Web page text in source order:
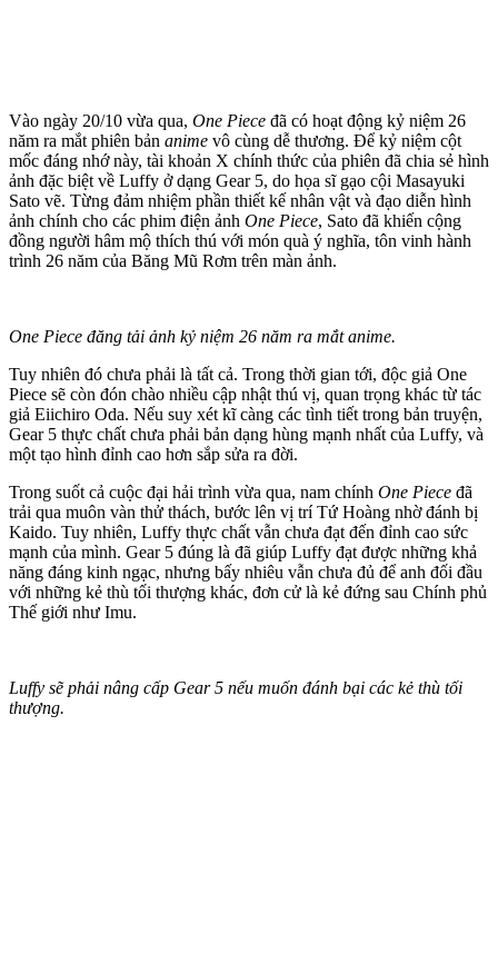
Vào ngày 20/10 vừa qua, One Piece đã có hoạt động kỷ niệm 26
năm ra mắt phiên bản anime vô cùng dễ thương. Để kỷ niệm cột
mốc đáng nhớ này, tài khoản X chính thức của phiên đã chia sẻ hình
ảnh đặc biệt về Luffy ở dạng Gear 5, do họa sĩ gạo cội Masayuki
Sato vẽ. Từng đảm nhiệm phần thiết kế nhân vật và đạo diễn hình
ảnh chính cho các phim điện ảnh One Piece, Sato đã khiến cộng
đồng người hâm mộ thích thú với món quà ý nghĩa, tôn vinh hành
trình 26 năm của Băng Mũ Rơm trên màn ảnh.
One Piece đăng tải ảnh kỷ niệm 26 năm ra mắt anime.
Tuy nhiên đó chưa phải là tất cả. Trong thời gian tới, độc giả One
Piece sẽ còn đón chào nhiều cập nhật thú vị, quan trọng khác từ tác
giả Eiichiro Oda. Nếu suy xét kĩ càng các tình tiết trong bản truyện,
Gear 5 thực chất chưa phải bản dạng hùng mạnh nhất của Luffy, và
một tạo hình đỉnh cao hơn sắp sửa ra đời.
Trong suốt cả cuộc đại hải trình vừa qua, nam chính One Piece đã
trải qua muôn vàn thử thách, bước lên vị trí Tứ Hoàng nhờ đánh bị
Kaido. Tuy nhiên, Luffy thực chất vẫn chưa đạt đến đỉnh cao sức
mạnh của mình. Gear 5 đúng là đã giúp Luffy đạt được những khả
năng đáng kinh ngạc, nhưng bấy nhiêu vẫn chưa đủ để anh đối đầu
với những kẻ thù tối thượng khác, đơn cử là kẻ đứng sau Chính phủ
Thế giới như Imu.
Luffy sẽ phải nâng cấp Gear 5 nếu muốn đánh bại các kẻ thù tối
thượng.